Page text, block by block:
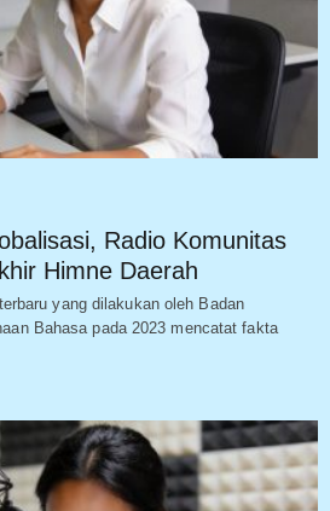
Radio Komunitas
Himne Daerah
yang dilakukan oleh Badan
Bahasa pada 2023 mencatat fakta